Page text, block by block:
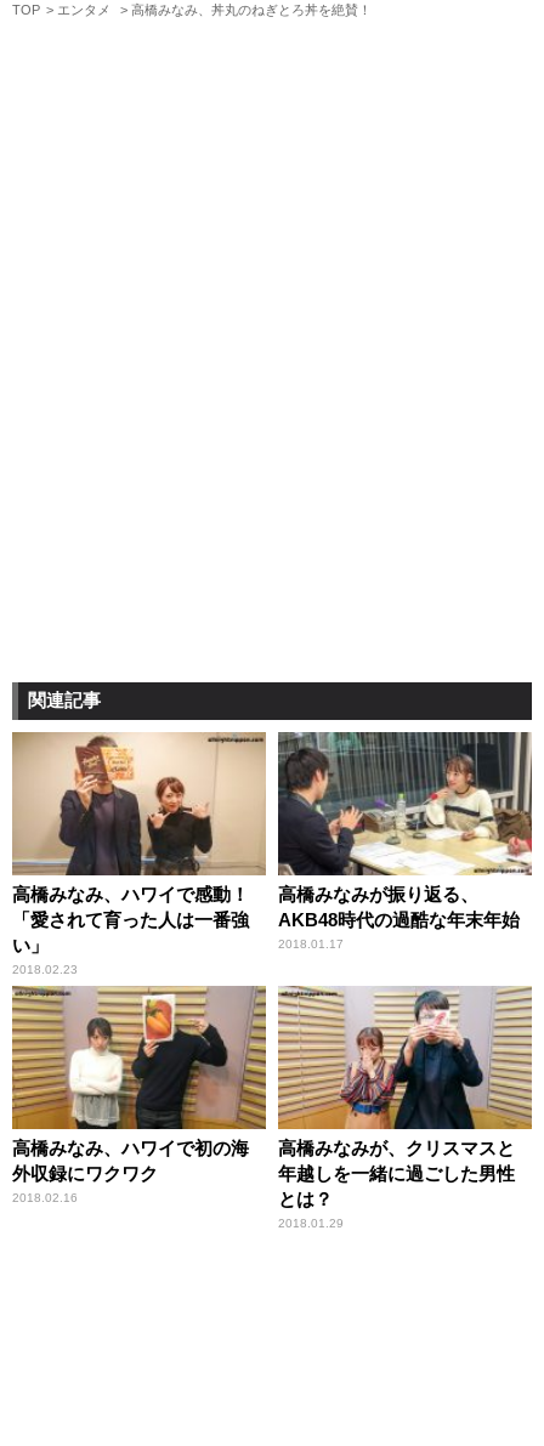
TOP エンタメ 高橋みなみ、丼丸のねぎとろ丼を絶賛！
関連記事
高橋みなみ、ハワイで感動！
「愛されて育った人は一番強
い」
2018.02.23
高橋みなみが振り返る、
AKB48時代の過酷な年末年始
2018.01.17
高橋みなみ、ハワイで初の海
外収録にワクワク
2018.02.16
高橋みなみが、クリスマスと
年越しを一緒に過ごした男性
とは？
2018.01.29